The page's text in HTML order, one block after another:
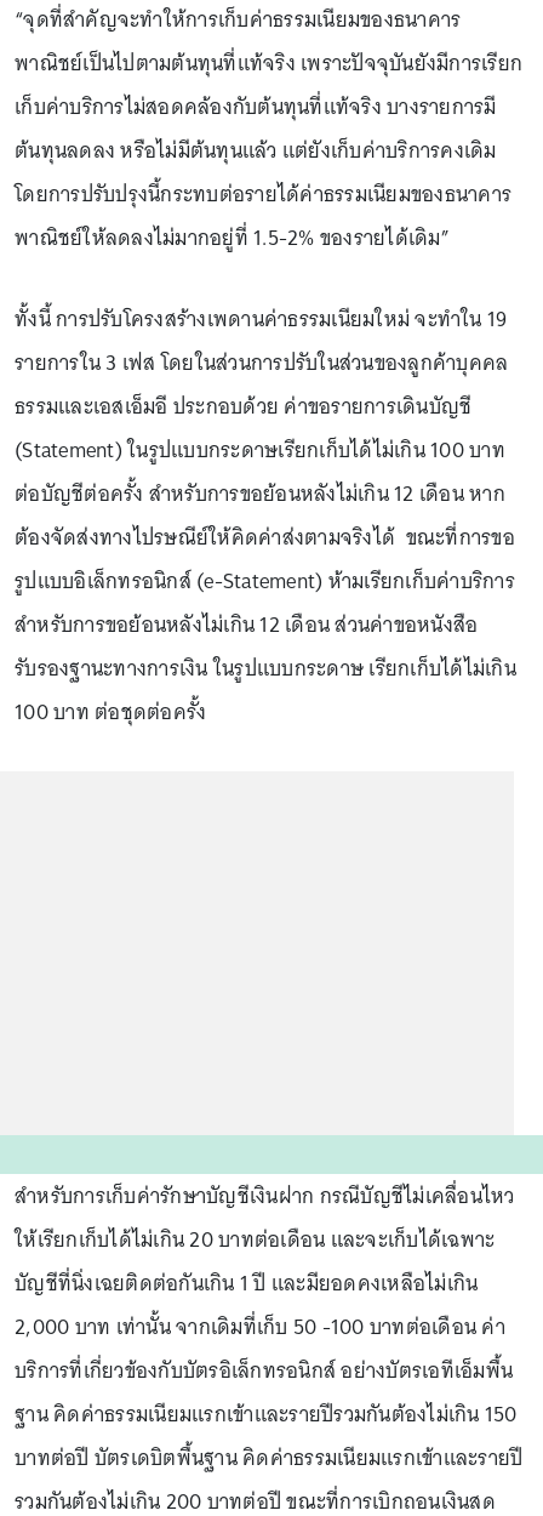
“จุดที่สำคัญจะทำให้การเก็บค่าธรรมเนียมของธนาคาร
พาณิชย์เป็นไปตามต้นทุนที่แท้จริง เพราะปัจจุบันยังมีการเรียก
เก็บค่าบริการไม่สอดคล้องกับต้นทุนที่แท้จริง บางรายการมี
ต้นทุนลดลง หรือไม่มีต้นทุนแล้ว แต่ยังเก็บค่าบริการคงเดิม
โดยการปรับปรุงนี้กระทบต่อรายได้ค่าธรรมเนียมของธนาคาร
พาณิชย์ให้ลดลงไม่มากอยู่ที่ 1.5-2% ของรายได้เดิม”
ทั้งนี้ การปรับโครงสร้างเพดานค่าธรรมเนียมใหม่ จะทำใน 19
รายการใน 3 เฟส โดยในส่วนการปรับในส่วนของลูกค้าบุคคล
ธรรมและเอสเอ็มอี ประกอบด้วย ค่าขอรายการเดินบัญชี
(Statement) ในรูปแบบกระดาษเรียกเก็บได้ไม่เกิน 100 บาท
ต่อบัญชีต่อครั้ง สำหรับการขอย้อนหลังไม่เกิน 12 เดือน หาก
ต้องจัดส่งทางไปรษณีย์ให้คิดค่าส่งตามจริงได้ ขณะที่การขอ
รูปแบบอิเล็กทรอนิกส์ (e-Statement) ห้ามเรียกเก็บค่าบริการ
สำหรับการขอย้อนหลังไม่เกิน 12 เดือน ส่วนค่าขอหนังสือ
รับรองฐานะทางการเงิน ในรูปแบบกระดาษ เรียกเก็บได้ไม่เกิน
100 บาท ต่อชุดต่อครั้ง
สำหรับการเก็บค่ารักษาบัญชีเงินฝาก กรณีบัญชีไม่เคลื่อนไหว
ให้เรียกเก็บได้ไม่เกิน 20 บาทต่อเดือน และจะเก็บได้เฉพาะ
บัญชีที่นิ่งเฉยติดต่อกันเกิน 1 ปี และมียอดคงเหลือไม่เกิน
2,000 บาท เท่านั้น จากเดิมที่เก็บ 50 -100 บาทต่อเดือน ค่า
บริการที่เกี่ยวข้องกับบัตรอิเล็กทรอนิกส์ อย่างบัตรเอทีเอ็มพื้น
ฐาน คิดค่าธรรมเนียมแรกเข้าและรายปีรวมกันต้องไม่เกิน 150
บาทต่อปี บัตรเดบิตพื้นฐาน คิดค่าธรรมเนียมแรกเข้าและรายปี
รวมกันต้องไม่เกิน 200 บาทต่อปี ขณะที่การเบิกถอนเงินสด